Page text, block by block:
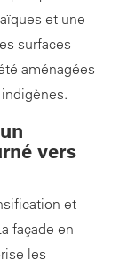
et une
surfaces
aménagées
vers
et
façade en
les